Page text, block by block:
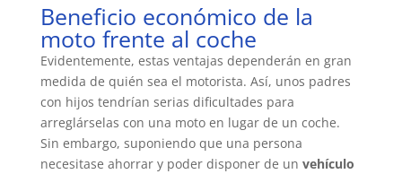
Beneficio económico de la
moto frente al coche
Evidentemente, estas ventajas dependerán en gran
medida de quién sea el motorista. Así, unos padres
con hijos tendrían serias dificultades para
arreglárselas con una moto en lugar de un coche.
Sin embargo, suponiendo que una persona
necesitase ahorrar y poder disponer de un vehículo